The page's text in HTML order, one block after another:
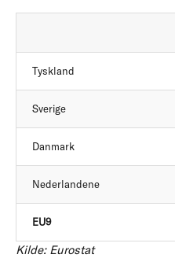
Tyskland
Sverige
Danmark
Nederlandene
EU9
Kilde: Eurostat